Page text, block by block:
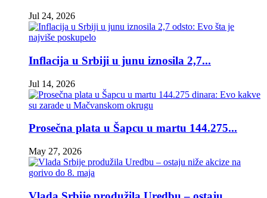
Jul 24, 2026
Inflacija u Srbiji u junu iznosila 2,7...
Jul 14, 2026
Prosečna plata u Šapcu u martu 144.275...
May 27, 2026